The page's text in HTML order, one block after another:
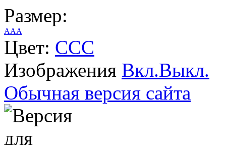
Размер:
AAA
Цвет: CCC
Изображения Вкл.Выкл.
Обычная версия сайта